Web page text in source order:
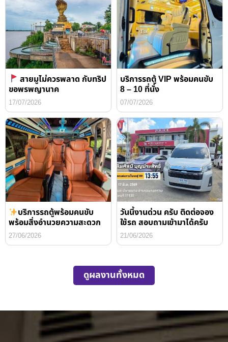
สายมูไม่ควรพลาด กับทริป
ขอพรพญานาค
17/07/2026
บริการรถตู้ VIP พร้อมคนขับ
8 – 10 ที่นั่ง
07/07/2026
บริการรถตู้พร้อมคนขับ
พร้อมสิ่งอำนวยความสะดวก
27/06/2026
วันนี้งานด่วน ครับ ติดต่อจอง
ใช้รถ สอบถามเข้ามาได้ครับ
21/06/2026
ดูผลงานทั้งหมด